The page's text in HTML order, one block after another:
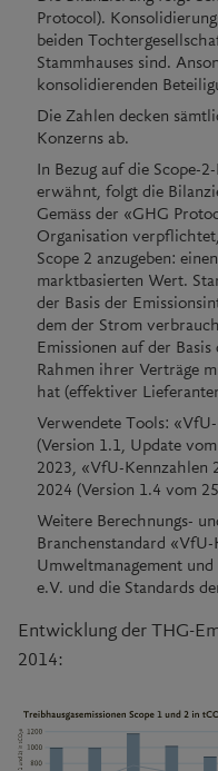
Protocol).
beiden
Stammhauses sind.
konsolidierenden
Die Zahlen decken
Konzerns ab.
In Bezug auf die Scope-
erwähnt, folgt die
Gemäss der «GHG
Organisation
Scope 2 anzugeben:
marktbasierten Wert.
der Basis der
dem der Strom
Emissionen auf der
Rahmen ihrer Verträge
hat (effektiver
Verwendete Tools:
(Version 1.1, Update
2023, «VfU-Kennzahlen
2024 (Version 1.4 vom
Weitere Berechnungs-
Branchenstandard
Umweltmanagement
e.V. und die Standards
Entwicklung der THG-
2014: